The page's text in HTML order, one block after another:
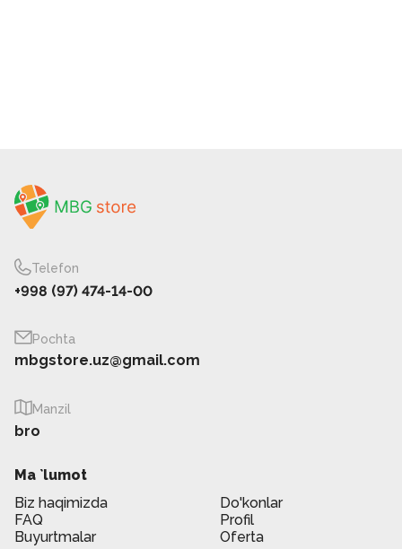
Telefon
+998 (97) 474-14-00
Pochta
mbgstore.uz@gmail.com
Manzil
bro
Ma `lumot
Biz haqimizda
Do'konlar
FAQ
Profil
Buyurtmalar
Oferta